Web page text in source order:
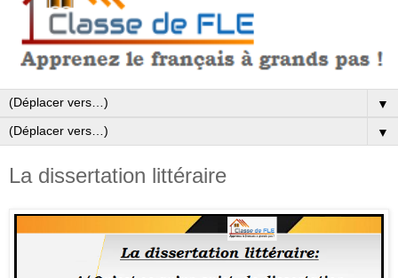
▼
▼
La dissertation littéraire